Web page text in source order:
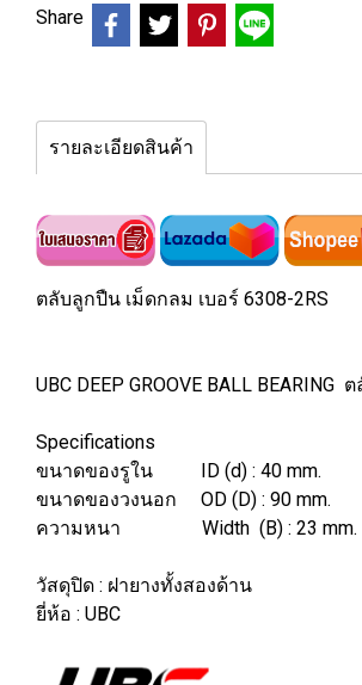
Share
รายละเอียดสินค้า
ตลับลูกปืน เม็ดกลม เบอร์ 6308-2RS
UBC DEEP GROOVE BALL BEARING
Specifications
ขนาดของรูใน ID (d) : 40 mm.
ขนาดของวงนอก OD (D) : 90 mm.
ความหนา Width (B) : 23 mm.
วัสดุปิด : ฝายางทั้งสองด้าน
ยี่ห้อ : UBC